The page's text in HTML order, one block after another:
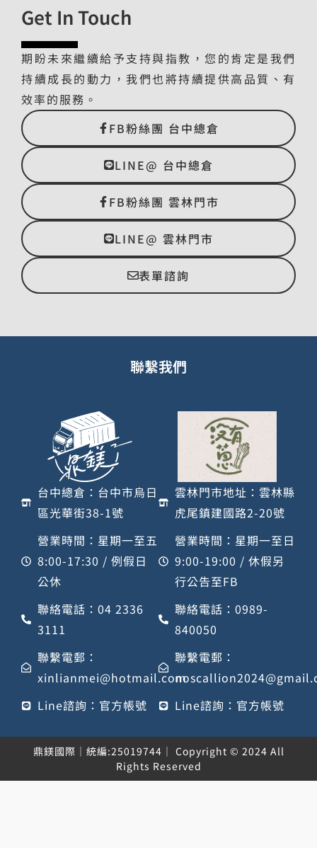
Get In Touch
期盼未來繼續給予支持與指教，您的肯定是我們
持續成長的動力，我們也將持續提供高品質、有
效率的服務。
FB粉絲團 台中總倉
LINE@ 台中總倉
FB粉絲團 雲林門市
LINE@ 雲林門市
表單諮詢
聯繫我們
台中總倉：台中市烏日
區光華街38-1號
營業時間：星期一至五
8:00-17:30 / 例假日
公休
聯絡電話：04 2336
3111
聯繫電郵：
xinlianmei@hotmail.com
Line諮詢：官方帳號
雲林門市地址：雲林縣
虎尾鎮建國路2-20號
營業時間：星期一至日
9:00-19:00 / 休假另
行公告至FB
聯絡電話：0989-
840050
聯繫電郵：
Line諮詢：官方帳號
鼎鎂國際｜統編:25019744｜ Copyright © 2024 All
Rights Reserved